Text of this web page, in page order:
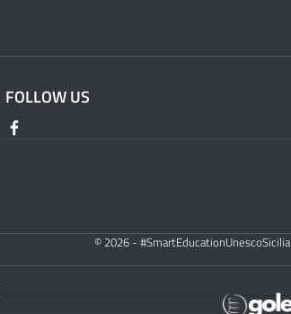
FOLLOW US
© 2026 - #SmartEducationUnescoSicilia